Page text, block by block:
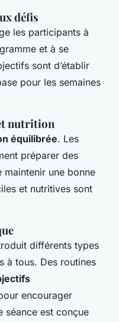
défis
les participants à
et à se
sont d’établir
pour les semaines
nutrition
équilibrée. Les
préparer des
maintenir une bonne
et nutritives sont
différents types
à tous. Des routines
encourager
séance est conçue